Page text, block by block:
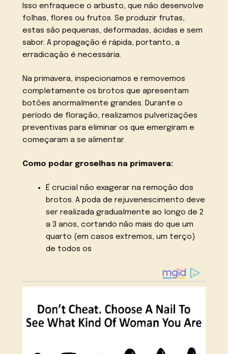
Isso enfraquece o arbusto, que não desenvolve
folhas, flores ou frutos. Se produzir frutas,
estas são pequenas, deformadas, ácidas e sem
sabor. A propagação é rápida, portanto, a
erradicação é necessária.
Na primavera, inspecionamos e removemos
completamente os brotos que apresentam
botões anormalmente grandes. Durante o
período de floração, realizamos pulverizações
preventivas para eliminar os que emergiram e
começaram a se alimentar.
Como podar groselhas na primavera:
É crucial não exagerar na remoção dos
brotos. A poda de rejuvenescimento deve
ser realizada gradualmente ao longo de 2
a 3 anos, cortando não mais do que um
quarto (em casos extremos, um terço)
de todos os